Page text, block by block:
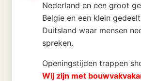
Nederland en een groot
Belgie en een klein
Duitsland waar mensen
spreken.
Openingstijden trappen
Wij zijn met